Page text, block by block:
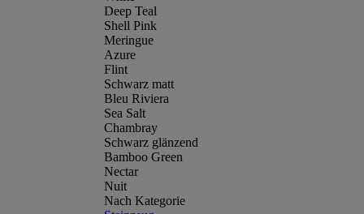
Deep Teal
Shell Pink
Meringue
Azure
Flint
Schwarz matt
Bleu Riviera
Sea Salt
Chambray
Schwarz glänzend
Bamboo Green
Nectar
Nuit
Nach Kategorie